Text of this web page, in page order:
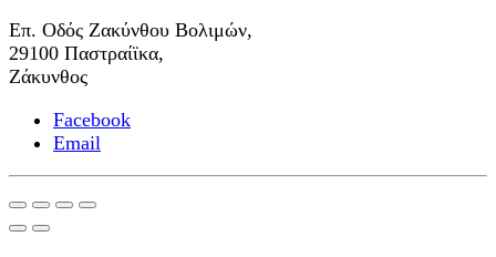
Επ. Οδός Ζακύνθου Βολιμών,
29100 Παστραίϊκα,
Ζάκυνθος
Facebook
Email